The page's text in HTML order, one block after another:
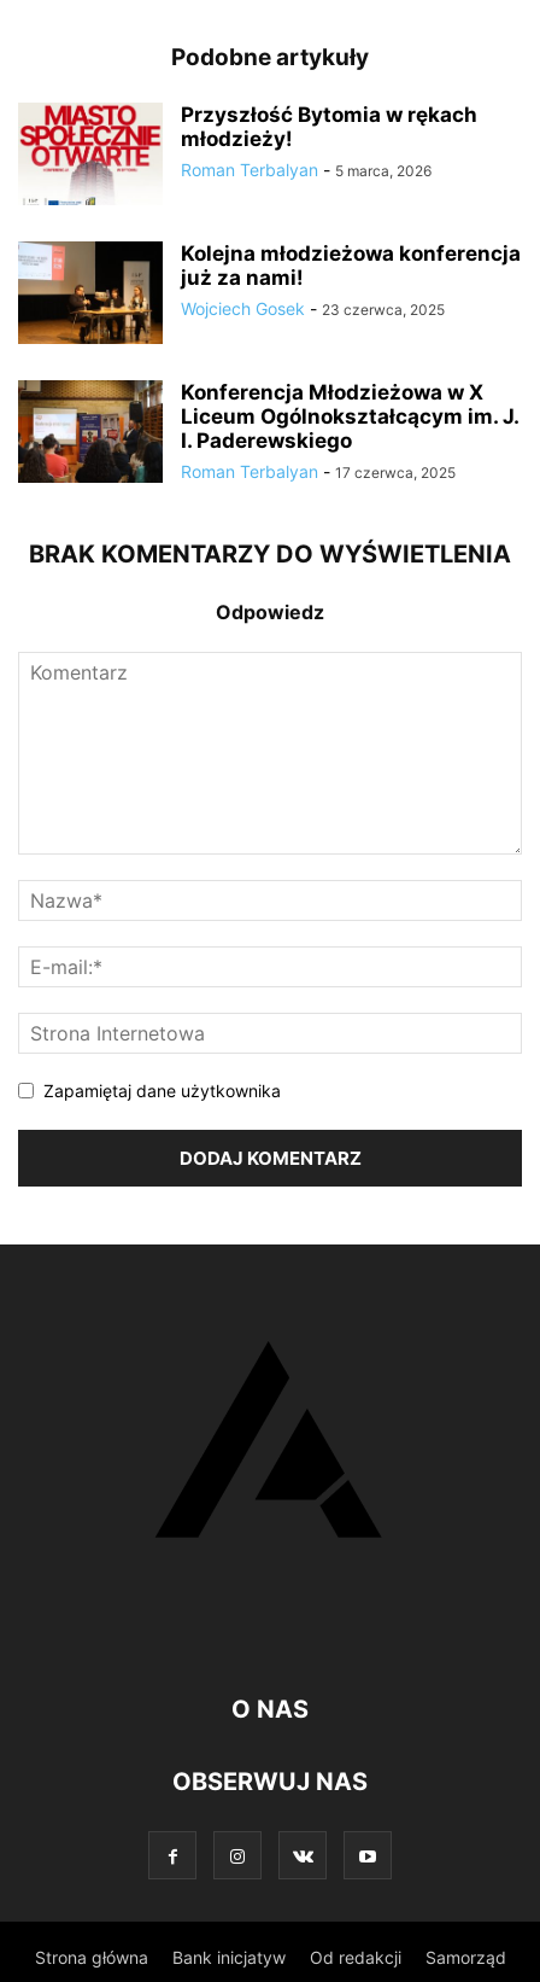
Podobne artykuły
Przyszłość Bytomia w rękach
młodzieży!
Roman Terbalyan - 5 marca, 2026
Kolejna młodzieżowa konferencja
już za nami!
Wojciech Gosek - 23 czerwca, 2025
Konferencja Młodzieżowa w X
Liceum Ogólnokształcącym im. J.
I. Paderewskiego
Roman Terbalyan - 17 czerwca, 2025
BRAK KOMENTARZY DO WYŚWIETLENIA
Odpowiedz
Zapamiętaj dane użytkownika
O NAS
OBSERWUJ NAS
Strona główna Bank inicjatyw Od redakcji Samorząd